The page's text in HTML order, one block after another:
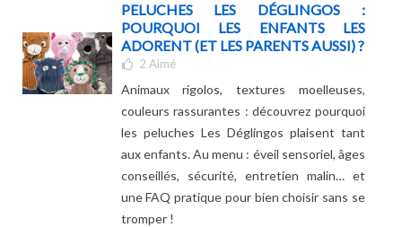
PELUCHES LES DÉGLINGOS :
POURQUOI LES ENFANTS LES
ADORENT (ET LES PARENTS AUSSI) ?
2 Aimé
Animaux rigolos, textures moelleuses,
couleurs rassurantes : découvrez pourquoi
les peluches Les Déglingos plaisent tant
aux enfants. Au menu : éveil sensoriel, âges
conseillés, sécurité, entretien malin… et
une FAQ pratique pour bien choisir sans se
tromper !